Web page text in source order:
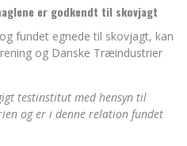
er godkendt til skovjagt
fundet egnede til skovjagt, kan
og Danske Træindustrier
testinstitut med hensyn til
og er i denne relation fundet